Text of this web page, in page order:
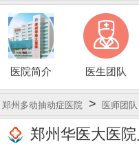
医院简介 医生团队
郑州多动抽动症医院 > 医师团队
郑州华医大医